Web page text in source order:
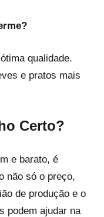
qualidade.
e pratos mais
Certo?
e barato, é
não só o preço,
de produção e o
podem ajudar na